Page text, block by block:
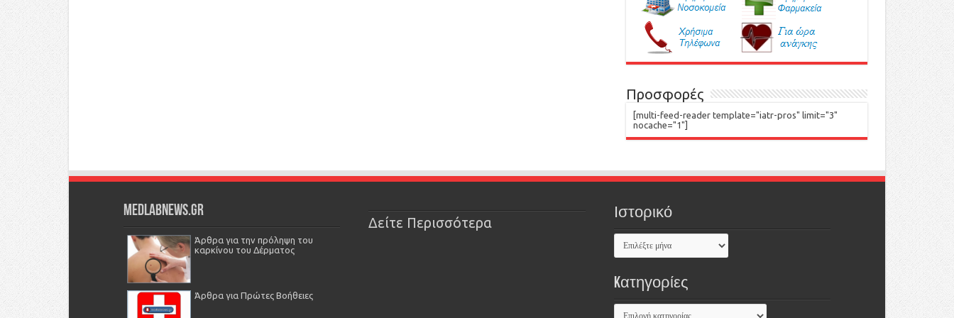
Προσφορές
[multi-feed-reader template="iatr-pros" limit="3"
nocache="1"]
Medlabnews.gr
Άρθρα για την πρόληψη του
καρκίνου του Δέρματος
Άρθρα για Πρώτες Βοήθειες
Δείτε Περισσότερα
Ιστορικό
Kατηγορίες